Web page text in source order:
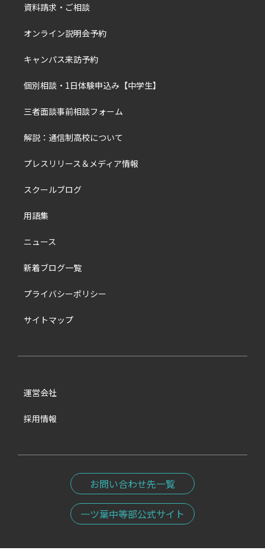
資料請求・ご相談
オンライン説明会予約
キャンパス来訪予約
個別相談・1日体験申込み【中学生】
三者面談事前相談フォーム
解説：通信制高校について
プレスリリース＆メディア情報
スクールブログ
用語集
ニュース
新着ブログ一覧
プライバシーポリシー
サイトマップ
運営会社
採用情報
お問い合わせ先一覧
一ツ葉中等部公式サイト